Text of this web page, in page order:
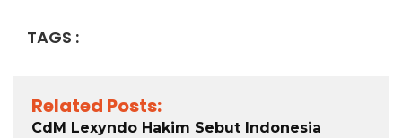
TAGS :
Related Posts:
CdM Lexyndo Hakim Sebut Indonesia